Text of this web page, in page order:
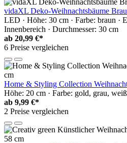
vidaXL Deko-Weihnachtsbäume
LED · Höhe: 30 cm · Farbe: braun ·
Innenbereich · Durchmesser: 30 cm
ab 20,99 €*
6 Preise vergleichen
Home & Styling Collection
Höhe: 20 cm · Farbe: gold, grau,
ab 9,99 €*
2 Preise vergleichen